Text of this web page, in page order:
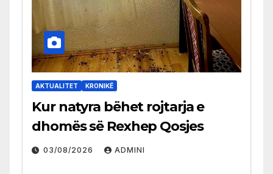
AKTUALITET KRONIKË
Kur natyra bëhet rojtarja e
dhomës së Rexhep Qosjes
03/08/2026 ADMINI